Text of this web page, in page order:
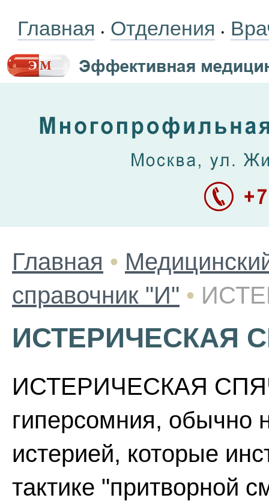
Главная • Отделения •
Главная •
справочник "И" •
ИСТЕРИЧЕСКАЯ
ИСТЕРИЧЕСКАЯ
гиперсомния,
истерией, которые
тактике "притворной